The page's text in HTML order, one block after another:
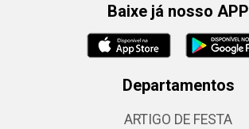
Baixe já nosso APP
Departamentos
ARTIGO DE FESTA